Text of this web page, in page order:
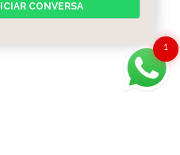
1
CONVERSA